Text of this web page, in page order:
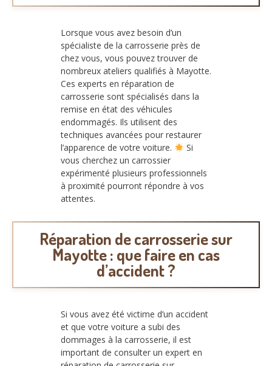
Lorsque vous avez besoin d’un
spécialiste de la carrosserie près de
chez vous, vous pouvez trouver de
nombreux ateliers qualifiés à Mayotte.
Ces experts en réparation de
carrosserie sont spécialisés dans la
remise en état des véhicules
endommagés. Ils utilisent des
techniques avancées pour restaurer
l’apparence de votre voiture.
Si
vous cherchez un carrossier
expérimenté plusieurs professionnels
à proximité pourront répondre à vos
attentes.
Réparation de carrosserie sur
Mayotte : que faire en cas
d’accident ?
Si vous avez été victime d’un accident
et que votre voiture a subi des
dommages à la carrosserie, il est
important de consulter un expert en